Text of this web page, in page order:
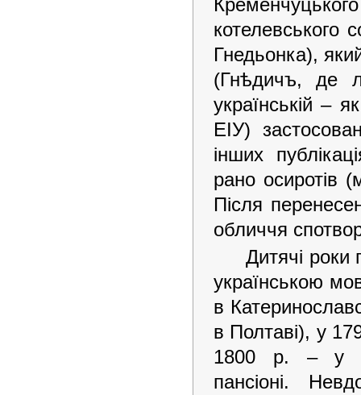
котелевського
Гнедьонка),
(Гнѣдичъ, де
українській –
ЕІУ)
інших
рано осиротів
Після
обличчя
Дитячі роки
українською
в
в Полтаві), у
1800 р. – у
пансіоні.